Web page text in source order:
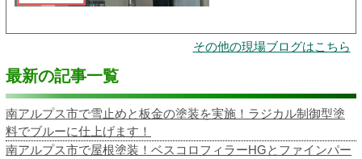
その他の現場ブログはこちら
最新の記事一覧
南アルプス市で雪止めと板金の塗装を実施！ラジカル制御型塗
料でブルーに仕上げます！
南アルプス市で屋根塗装！ベスコロフィラーHGとファインパー